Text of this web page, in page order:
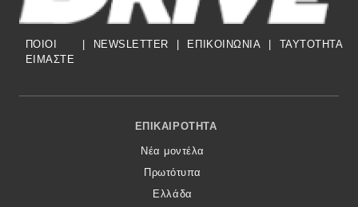
ΠΟΙΟΙ
ΕΙΜΑΣΤΕ
| NEWSLETTER | ΕΠΙΚΟΙΝΩΝΙΑ | TAYTOTHTA
Footer Menu
ΕΠΙΚΑΙΡΌΤΗΤΑ
Νέα μοντέλα
Πρωτότυπα
Ελλάδα